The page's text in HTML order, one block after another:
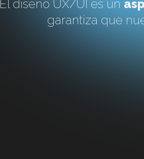
El diseño UX/UI es un
garantiza que